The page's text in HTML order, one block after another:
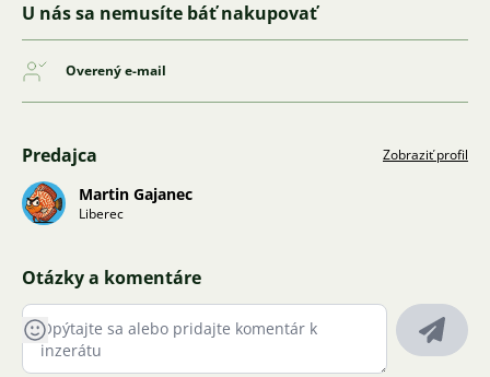
U nás sa nemusíte báť nakupovať
Overený e-mail
Predajca Zobraziť profil
Martin Gajanec
Liberec
Otázky a komentáre